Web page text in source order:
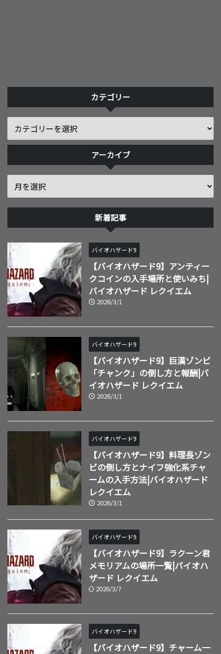
カテゴリー
アーカイブ
新着記事
バイオハザード9
【バイオハザード9】アンティー
クコインの入手場所と使いみち|
バイオハザード レクイエム
2026/3/1
バイオハザード9
【バイオハザード9】巨漢ゾンビ
「チャンク」の倒し方と報酬|バ
イオハザード レクイエム
2026/3/1
バイオハザード9
【バイオハザード9】料理長ゾン
ビの倒し方とナイフ強化系チャ
ームの入手方法|バイオハザード
レクイエム
2026/3/1
バイオハザード9
【バイオハザード9】ラクーン君
メモリアムの場所一覧|バイオハ
ザード レクイエム
2026/3/7
バイオハザード9
【バイオハザード9】チャーム一